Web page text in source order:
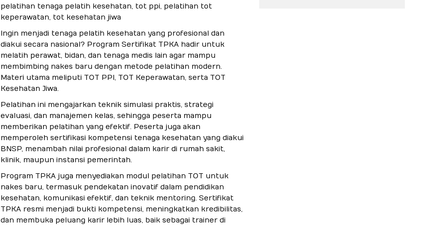
pelatihan tenaga pelatih kesehatan, tot ppi, pelatihan tot
keperawatan, tot kesehatan jiwa
Ingin menjadi tenaga pelatih kesehatan yang profesional dan
diakui secara nasional? Program Sertifikat TPKA hadir untuk
melatih perawat, bidan, dan tenaga medis lain agar mampu
membimbing nakes baru dengan metode pelatihan modern.
Materi utama meliputi TOT PPI, TOT Keperawatan, serta TOT
Kesehatan Jiwa.
Pelatihan ini mengajarkan teknik simulasi praktis, strategi
evaluasi, dan manajemen kelas, sehingga peserta mampu
memberikan pelatihan yang efektif. Peserta juga akan
memperoleh sertifikasi kompetensi tenaga kesehatan yang diakui
BNSP, menambah nilai profesional dalam karir di rumah sakit,
klinik, maupun instansi pemerintah.
Program TPKA juga menyediakan modul pelatihan TOT untuk
nakes baru, termasuk pendekatan inovatif dalam pendidikan
kesehatan, komunikasi efektif, dan teknik mentoring. Sertifikat
TPKA resmi menjadi bukti kompetensi, meningkatkan kredibilitas,
dan membuka peluang karir lebih luas, baik sebagai trainer di